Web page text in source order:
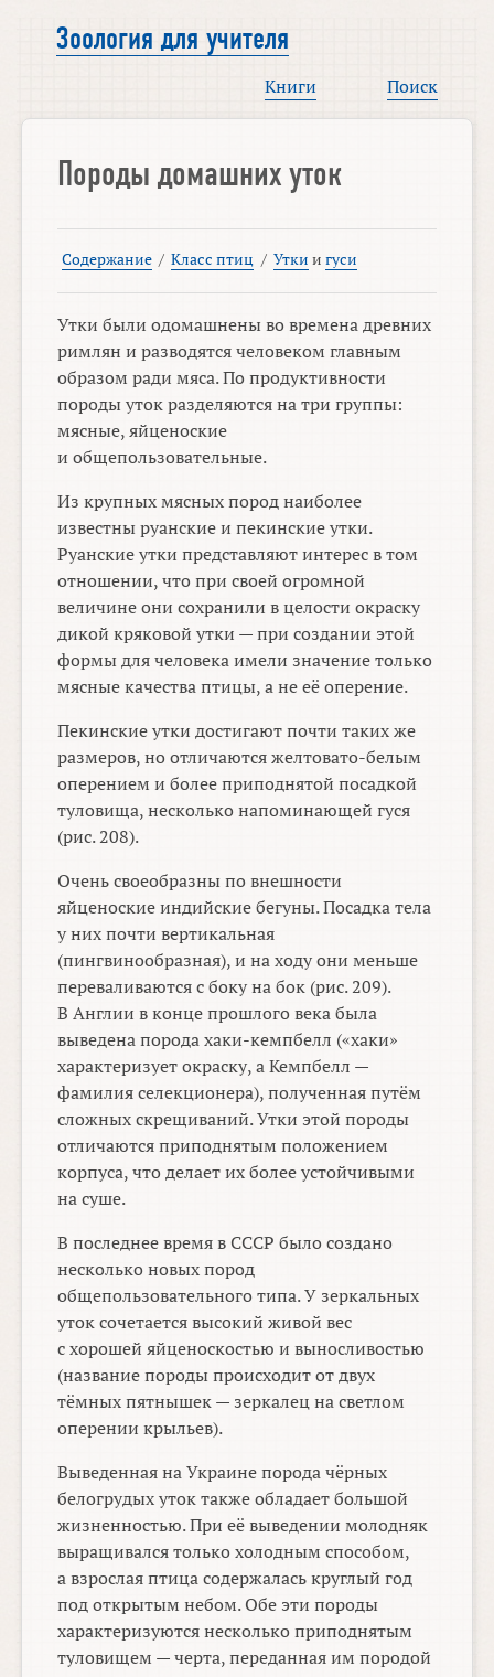
Зоология для учителя
Книги Поиск
Породы домашних уток
Содержание / Класс птиц / Утки игуси
Утки были одомашнены во времена древних
римлян и разводятся человеком главным
образом ради мяса. По продуктивности
породы уток разделяются на три группы:
мясные, яйценоские
и общепользовательные.
Из крупных мясных пород наиболее
известны руанские и пекинские утки.
Руанские утки представляют интерес в том
отношении, что при своей огромной
величине они сохранили в целости окраску
дикой кряковой утки — при создании этой
формы для человека имели значение только
мясные качества птицы, а не её оперение.
Пекинские утки достигают почти таких же
размеров, но отличаются желтовато-белым
оперением и более приподнятой посадкой
туловища, несколько напоминающей гуся
(рис. 208).
Очень своеобразны по внешности
яйценоские индийские бегуны. Посадка тела
у них почти вертикальная
(пингвинообразная), и на ходу они меньше
переваливаются с боку на бок (рис. 209).
В Англии в конце прошлого века была
выведена порода хаки-кемпбелл («хаки»
характеризует окраску, а Кемпбелл —
фамилия селекционера), полученная путём
сложных скрещиваний. Утки этой породы
отличаются приподнятым положением
корпуса, что делает их более устойчивыми
на суше.
В последнее время в СССР было создано
несколько новых пород
общепользовательного типа. У зеркальных
уток сочетается высокий живой вес
с хорошей яйценоскостью и выносливостью
(название породы происходит от двух
тёмных пятнышек — зеркалец на светлом
оперении крыльев).
Выведенная на Украине порода чёрных
белогрудых уток также обладает большой
жизненностью. При её выведении молодняк
выращивался только холодным способом,
а взрослая птица содержалась круглый год
под открытым небом. Обе эти породы
характеризуются несколько приподнятым
туловищем — черта, переданная им породой